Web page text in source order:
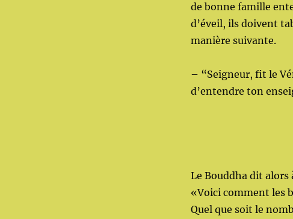
de bonne famille
d’éveil, ils doivent
manière suivante.
– “Seigneur, fit le
d’entendre ton
Le Bouddha dit alors
«Voici comment les
Quel que soit le